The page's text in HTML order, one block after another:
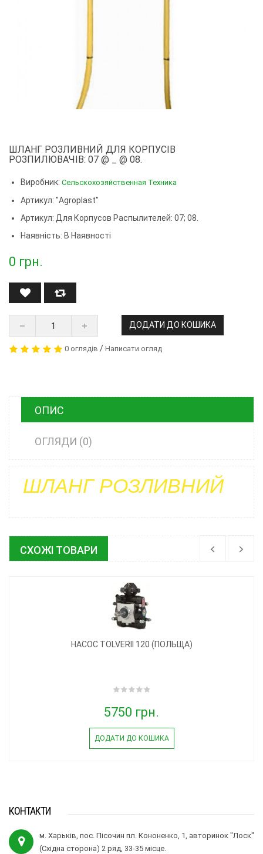
ШЛАНГ РОЗЛИВНИЙ ДЛЯ КОРПУСІВ
РОЗПИЛЮВАЧІВ: 07 @ _ @ 08.
Виробник: Сельскохозяйственная Техника
Артикул: "Agroplast"
Артикул: Для Корпусов Распылителей: 07; 08.
Наявність: В Наявності
0 грн.
ДОДАТИ ДО КОШИКА
0 оглядів / Написати огляд
ОПИС
ОГЛЯДИ (0)
ШЛАНГ РОЗЛИВНИЙ
СХОЖІ ТОВАРИ
НАСОС TOLVERII 120 (ПОЛЬЩА)
5750 грн.
ДОДАТИ ДО КОШИКА
КОНТАКТИ
м. Харьків, пос. Пісочин пл. Кононенко, 1, авторинок "Лоск"
(Східна сторона) 2 ряд, 33-35 місце.